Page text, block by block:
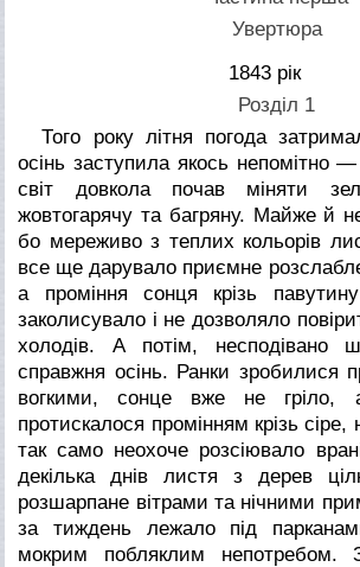
Увертюра
1843 рік
Розділ 1
Того року літня погода
осінь заступила якось непомітно
світ довкола почав міняти
жовтогарячу та багряну. Майже й
бо мереживо з теплих кольорів
все ще дарувало приємне
а проміння сонця крізь
заколисувало і не дозволяло
холодів. А потім, несподівано
справжня осінь. Ранки зробилися
вогкими, сонце вже не
протискалося промінням крізь сіре,
так само неохоче розсіювало
декілька днів листя з дерев
розшарпане вітрами та нічними
за тиждень лежало під
мокрим побляклим